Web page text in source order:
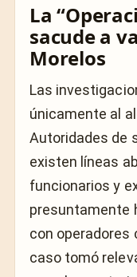
La
sacude a
Morelos
Las
únicamente al
Autoridades de
existen líneas
funcionarios y
presuntamente
con operadores
caso tomó